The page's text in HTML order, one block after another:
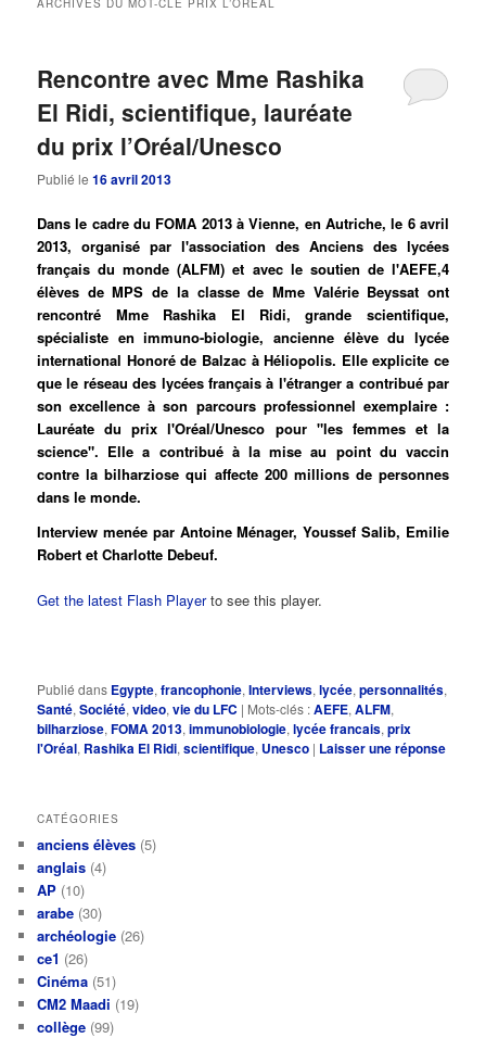
ARCHIVES DU MOT-CLÉ PRIX L’ORÉAL
Rencontre avec Mme Rashika
El Ridi, scientifique, lauréate
du prix l’Oréal/Unesco
Publié le16 avril 2013
Dans le cadre du FOMA 2013 à Vienne, en Autriche, le 6 avril
2013, organisé par l'association des Anciens des lycées
français du monde (ALFM) et avec le soutien de l'AEFE,4
élèves de MPS de la classe de Mme Valérie Beyssat ont
rencontré Mme Rashika El Ridi, grande scientifique,
spécialiste en immuno-biologie, ancienne élève du lycée
international Honoré de Balzac à Héliopolis. Elle explicite ce
que le réseau des lycées français à l'étranger a contribué par
son excellence à son parcours professionnel exemplaire :
Lauréate du prix l'Oréal/Unesco pour "les femmes et la
science". Elle a contribué à la mise au point du vaccin
contre la bilharziose qui affecte 200 millions de personnes
dans le monde.
Interview menée par Antoine Ménager, Youssef Salib, Emilie
Robert et Charlotte Debeuf.
Get the latest Flash Playerto see this player.
Publié dans Egypte,francophonie,Interviews,lycée,personnalités,
Santé,Société,video,vie du LFC | Mots-clés :AEFE,ALFM,
bilharziose,FOMA 2013,immunobiologie,lycée francais,prix
l'Oréal, Rashika El Ridi,scientifique, Unesco | Laisser une réponse
CATÉGORIES
anciens élèves (5)
anglais (4)
AP (10)
arabe (30)
archéologie (26)
ce1 (26)
Cinéma (51)
CM2 Maadi (19)
collège (99)